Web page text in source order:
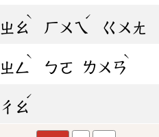
ㄓㄠ
ˋ
ㄏㄨㄟ
ˊ
ㄍㄨㄤ
ㄓㄥ
ˋ
ㄅㄛ ㄌㄨㄢ
ˋ
ㄔㄠ
ˊ